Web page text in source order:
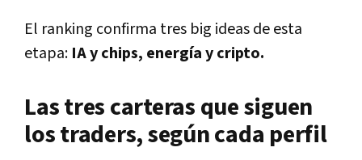
El ranking confirma tres big ideas de esta
etapa: IA y chips, energía y cripto.
Las tres carteras que siguen
los traders, según cada perfil